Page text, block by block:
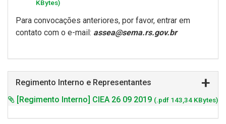
KBytes)
Para convocações anteriores, por favor, entrar em
contato com o e-mail: assea@sema.rs.gov.br
Regimento Interno e Representantes
[Regimento Interno] CIEA 26 09 2019 (.pdf 143,34 KBytes)